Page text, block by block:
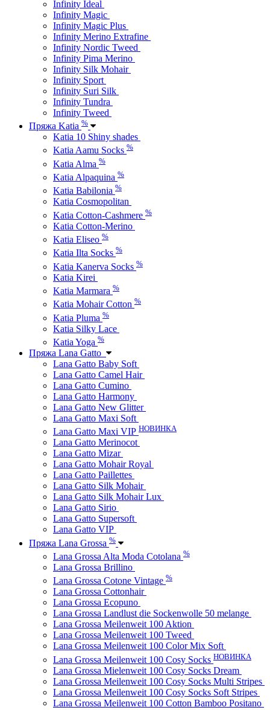
Infinity Ideal
Infinity Magic
Infinity Magic Plus
Infinity Merino Extrafine
Infinity Nordic Tweed
Infinity Pima Merino
Infinity Silk Mohair
Infinity Sport
Infinity Suri Silk
Infinity Tundra
Infinity Tweed
Пряжа Katia %
Katia 10 Shiny shades
Katia Aamu Socks %
Katia Alma %
Katia Alpaquina %
Katia Babilonia %
Katia Cosmopolitan
Katia Cotton-Cashmere %
Katia Cotton-Merino
Katia Eliseo %
Katia Ilta Socks %
Katia Kanerva Socks %
Katia Kirei
Katia Marmara %
Katia Mohair Cotton %
Katia Pluma %
Katia Silky Lace
Katia Yoga %
Пряжа Lana Gatto
Lana Gatto Baby Soft
Lana Gatto Camel Hair
Lana Gatto Cumino
Lana Gatto Harmony
Lana Gatto New Glitter
Lana Gatto Maxi Soft
Lana Gatto Maxi VIP НОВИНКА
Lana Gatto Merinocot
Lana Gatto Mizar
Lana Gatto Mohair Royal
Lana Gatto Paillettes
Lana Gatto Silk Mohair
Lana Gatto Silk Mohair Lux
Lana Gatto Sirio
Lana Gatto Supersoft
Lana Gatto VIP
Пряжа Lana Grossa %
Lana Grossa Alta Moda Cotolana %
Lana Grossa Brillino
Lana Grossa Cotone Vintage %
Lana Grossa Cottonhair
Lana Grossa Ecopuno
Lana Grossa Landlust die Sockenwolle 50 melange
Lana Grossa Meilenweit 100 Aktion
Lana Grossa Meilenweit 100 Tweed
Lana Grossa Meilenweit 100 Color Mix Soft
Lana Grossa Meilenweit 100 Cosy Socks НОВИНКА
Lana Grossa Mielenweit 100 Cosy Socks Dream
Lana Grossa Meilenweit 100 Cosy Socks Multi Stripes
Lana Grossa Meilenweit 100 Cosy Socks Soft Stripes
Lana Grossa Meilenweit 100 Cotton Bamboo Positano